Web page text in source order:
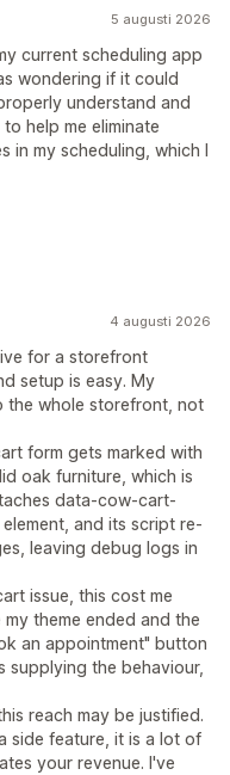
5 augusti 2026
current scheduling app
wondering if it could
understand and
help me eliminate
my scheduling, which I
4 augusti 2026
for a storefront
setup is easy. My
the whole storefront, not
form gets marked with
oak furniture, which is
data-cow-cart-
and its script re-
leaving debug logs in
issue, this cost me
theme ended and the
an appointment" button
the behaviour,
reach may be justified.
side feature, it is a lot of
your revenue. I've